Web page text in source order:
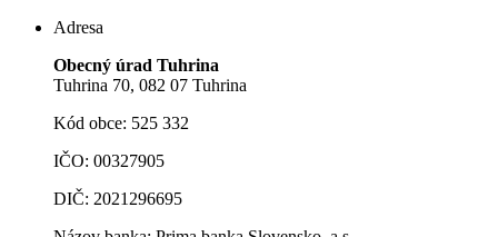
Adresa
Obecný úrad Tuhrina
Tuhrina 70, 082 07 Tuhrina
Kód obce: 525 332
IČO: 00327905
DIČ: 2021296695